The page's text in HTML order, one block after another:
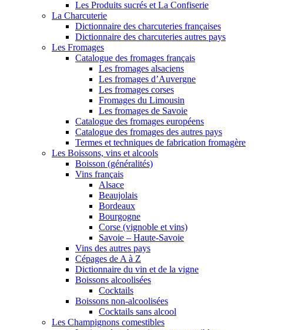
Les Produits sucrés et La Confiserie
La Charcuterie
Dictionnaire des charcuteries françaises
Dictionnaire des charcuteries autres pays
Les Fromages
Catalogue des fromages français
Les fromages alsaciens
Les fromages d’Auvergne
Les fromages corses
Fromages du Limousin
Les fromages de Savoie
Catalogue des fromages européens
Catalogue des fromages des autres pays
Termes et techniques de fabrication fromagère
Les Boissons, vins et alcools
Boisson (généralités)
Vins français
Alsace
Beaujolais
Bordeaux
Bourgogne
Corse (vignoble et vins)
Savoie – Haute-Savoie
Vins des autres pays
Cépages de A à Z
Dictionnaire du vin et de la vigne
Boissons alcoolisées
Cocktails
Boissons non-alcoolisées
Cocktails sans alcool
Les Champignons comestibles